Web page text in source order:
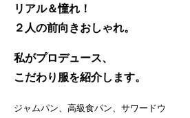
リアル＆憧れ！
２人の前向きおしゃれ。
私がプロデュース、
こだわり服を紹介します。
ジャムパン、高級食パン、サワードウ